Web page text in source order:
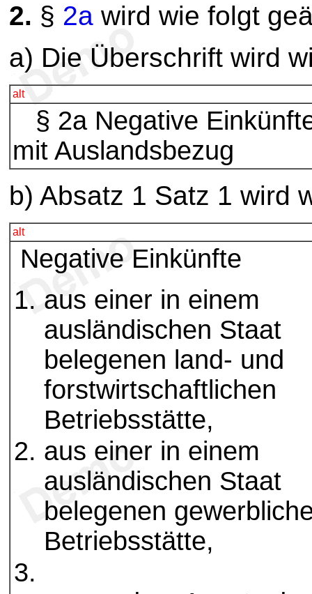
2. § 2a wird wie folgt
a) Die Überschrift wird
alt
§ 2a Negative
mit Auslandsbezug
b) Absatz 1 Satz 1 wird
alt
Negative Einkünfte
aus einer in einem
ausländischen Staat
belegenen land- und
forstwirtschaftlichen
Betriebsstätte,
aus einer in einem
ausländischen Staat
belegenen
Betriebsstätte,